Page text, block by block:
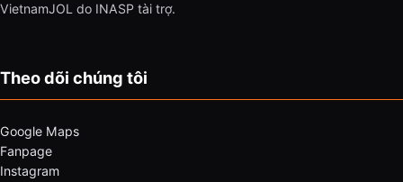
VietnamJOL do INASP tài trợ.
Theo dõi chúng tôi
Google Maps
Fanpage
Instagram